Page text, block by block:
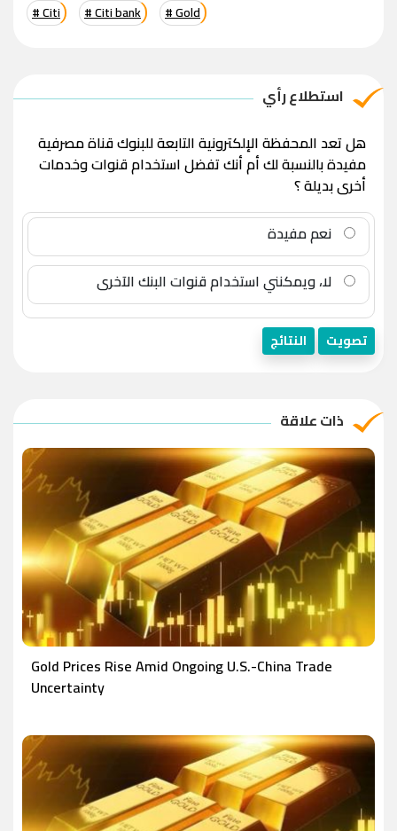
# Citi # Citi bank # Gold
استطلاع رأي
هل تعد المحفظة الإلكترونية التابعة للبنوك قناة مصرفية
مفيدة بالنسبة لك أم أنك تفضل استخدام قنوات وخدمات
أخرى بديلة ؟
نعم مفيدة
لا، ويمكنني استخدام قنوات البنك الآخرى
تصويت النتائج
ذات علاقة
Gold Prices Rise Amid Ongoing U.S.-China Trade
Uncertainty